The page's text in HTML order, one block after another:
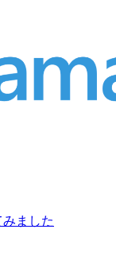
ました